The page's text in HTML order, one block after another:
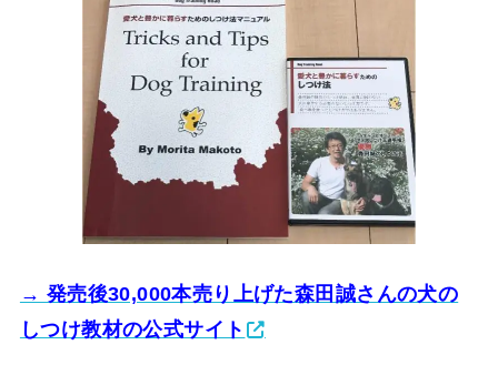
→ 発売後30,000本売り上げた森田誠さんの犬の
しつけ教材の公式サイト